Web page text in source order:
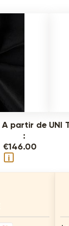
A partir de
:
€146.00
i
UNI